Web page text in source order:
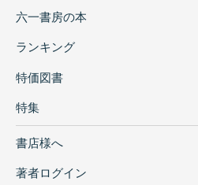
六一書房の本
ランキング
特価図書
特集
書店様へ
著者ログイン